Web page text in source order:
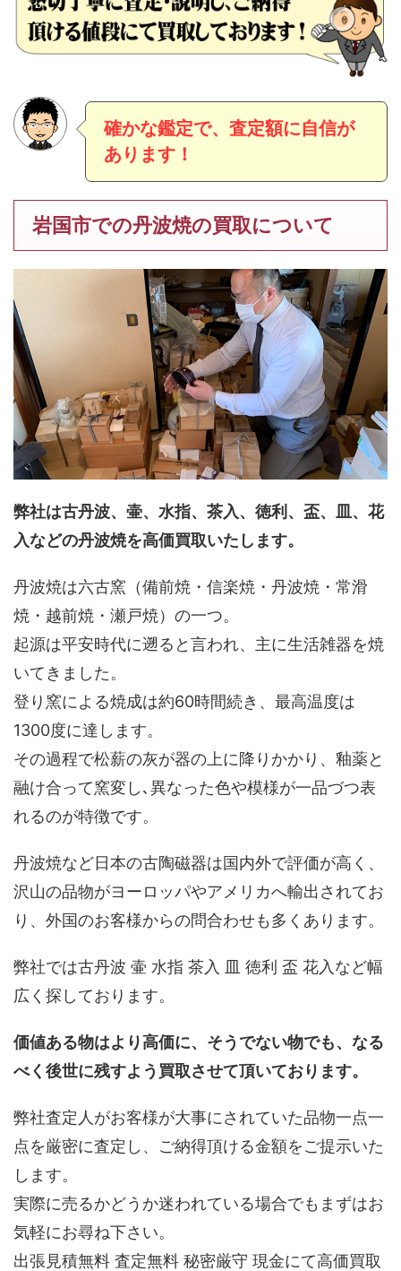
確かな鑑定で、査定額に自信が
あります！
岩国市での丹波焼の買取について
弊社は古丹波、壷、水指、茶入、徳利、盃、皿、花
入などの丹波焼を高価買取いたします。
丹波焼は六古窯（備前焼・信楽焼・丹波焼・常滑
焼・越前焼・瀬戸焼）の一つ。
起源は平安時代に遡ると言われ、主に生活雑器を焼
いてきました。
登り窯による焼成は約60時間続き、最高温度は
1300度に達します。
その過程で松薪の灰が器の上に降りかかり、釉薬と
融け合って窯変し､異なった色や模様が一品づつ表
れるのが特徴です。
丹波焼など日本の古陶磁器は国内外で評価が高く、
沢山の品物がヨーロッパやアメリカへ輸出されてお
り、外国のお客様からの問合わせも多くあります。
弊社では古丹波 壷 水指 茶入 皿 徳利 盃 花入など幅
広く探しております。
価値ある物はより高価に、そうでない物でも、なる
べく後世に残すよう買取させて頂いております。
弊社査定人がお客様が大事にされていた品物一点一
点を厳密に査定し、ご納得頂ける金額をご提示いた
します。
実際に売るかどうか迷われている場合でもまずはお
気軽にお尋ね下さい。
出張見積無料 査定無料 秘密厳守 現金にて高価買取